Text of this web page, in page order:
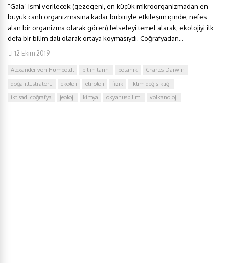
“Gaia” ismi verilecek (gezegeni, en küçük mikroorganizmadan en
büyük canlı organizmasına kadar birbiriyle etkileşim içinde, nefes
alan bir organizma olarak gören) felsefeyi temel alarak, ekolojiyi ilk
defa bir bilim dalı olarak ortaya koymasıydı. Coğrafyadan...
12 Ekim 2019
Alexander von Humboldt bilim tarihi botanik
Charles Darwin
doğa illüstratörü
ekoloji etnoloji fizik
iklim değişikliği
iktisadi coğrafya
jeoloji kimya okyanusbilimi volkanoloji